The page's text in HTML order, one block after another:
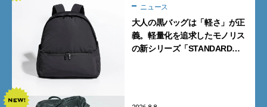
ニュース
大人の黒バッグは「軽さ」が正
義。軽量化を追求したモノリス
の新シリーズ「STANDARD